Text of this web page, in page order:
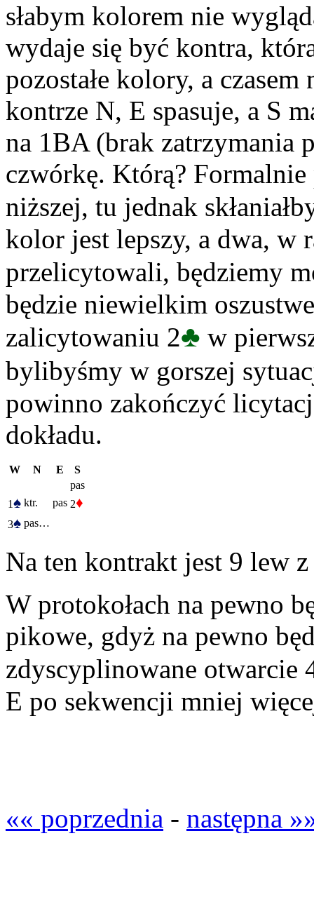
słabym kolorem nie
wydaje się być kontra,
pozostałe kolory, a
kontrze N, E spasuje, a S
na 1BA (brak zatrzymania
czwórkę. Którą?
niższej, tu jednak
kolor jest lepszy, a dwa, w
przelicytowali, będziemy
będzie niewielkim
zalicytowaniu 2♣ w
bylibyśmy w gorszej
powinno zakończyć
dokładu.
W N E
S
pas
1♠ ktr. pas 2♦
3♠ pas…
Na ten kontrakt jest 9 lew z
W protokołach na pewno
pikowe, gdyż na pewno
zdyscyplinowane otwarcie
E po sekwencji mniej
«« poprzednia - następna